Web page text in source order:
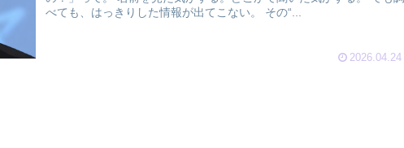
べても、はっきりした情報が出てこない。 その“...
2026.04.24